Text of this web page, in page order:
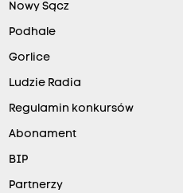
Nowy Sącz
Podhale
Gorlice
Ludzie Radia
Regulamin konkursów
Abonament
BIP
Partnerzy